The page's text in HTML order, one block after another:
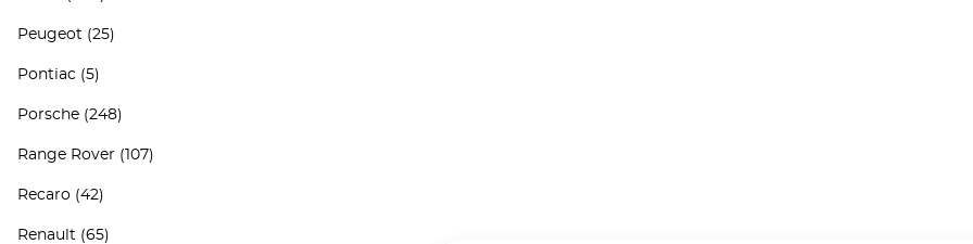
Peugeot (25)
Pontiac (5)
Porsche (248)
Range Rover (107)
Recaro (42)
Renault (65)